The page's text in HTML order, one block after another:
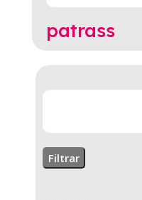
patrass
Filtrar